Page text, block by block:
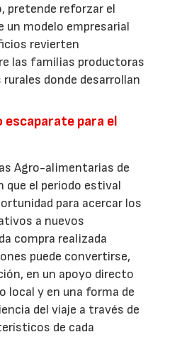
pretende reforzar el
un modelo empresarial
revierten
las familias productoras
donde desarrollan
para el
Agro-alimentarias de
que el periodo estival
para acercar los
a nuevos
compra realizada
puede convertirse,
en un apoyo directo
local y en una forma de
del viaje a través de
de cada